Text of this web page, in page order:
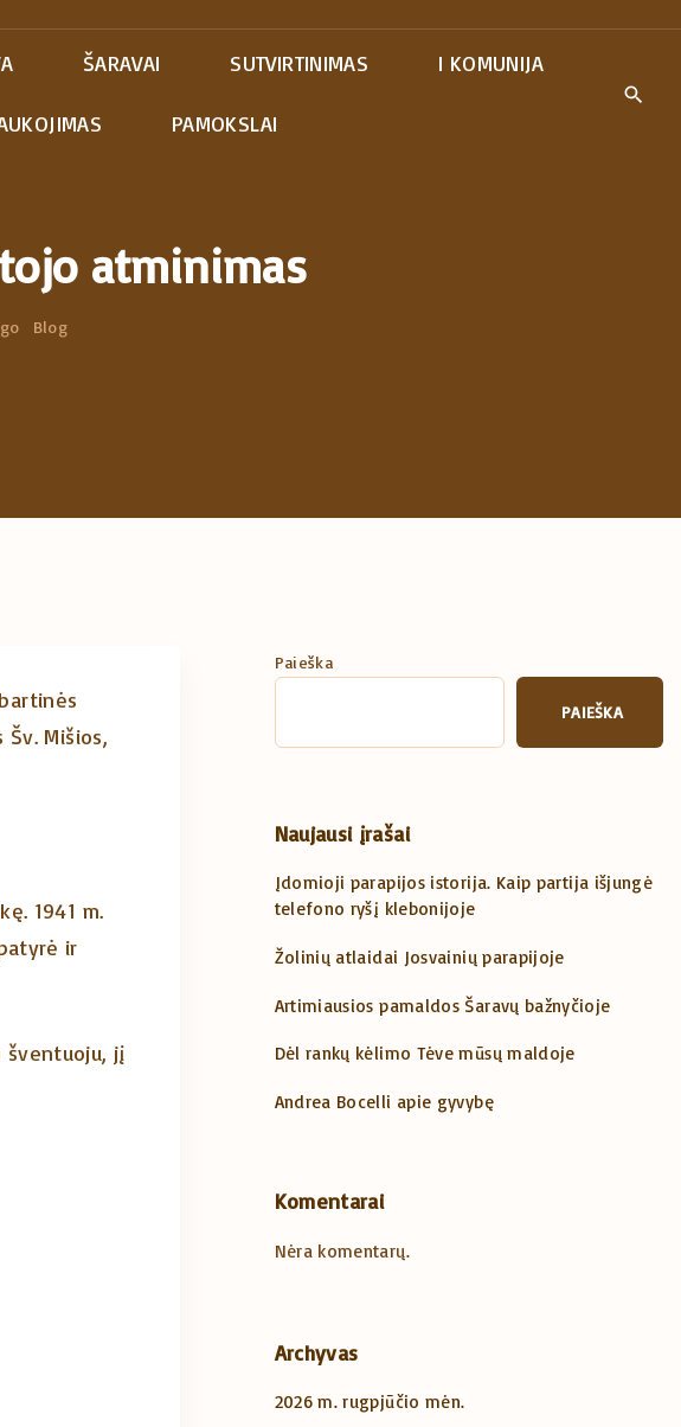
ŠARAVAI SUTVIRTINIMAS I KOMUNIJA
PAMOKSLAI
atminimas
Blog
Mišios,
1941 m.
ir
šventuoju, jį
Paieška
PAIEŠKA
Naujausi įrašai
Įdomioji parapijos istorija. Kaip partija išjungė
telefono ryšį klebonijoje
Žolinių atlaidai Josvainių parapijoje
Artimiausios pamaldos Šaravų bažnyčioje
Dėl rankų kėlimo Tėve mūsų maldoje
Andrea Bocelli apie gyvybę
Komentarai
Nėra komentarų.
Archyvas
2026 m. rugpjūčio mėn.